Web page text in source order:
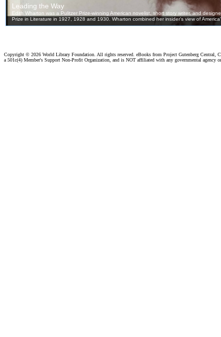
Copyright © 2026 World Library Foundation. All rights reserved. eBooks from Project Gutenberg Central,
a 501c(4) Member's Support Non-Profit Organization, and is NOT affiliated with any governmental agency